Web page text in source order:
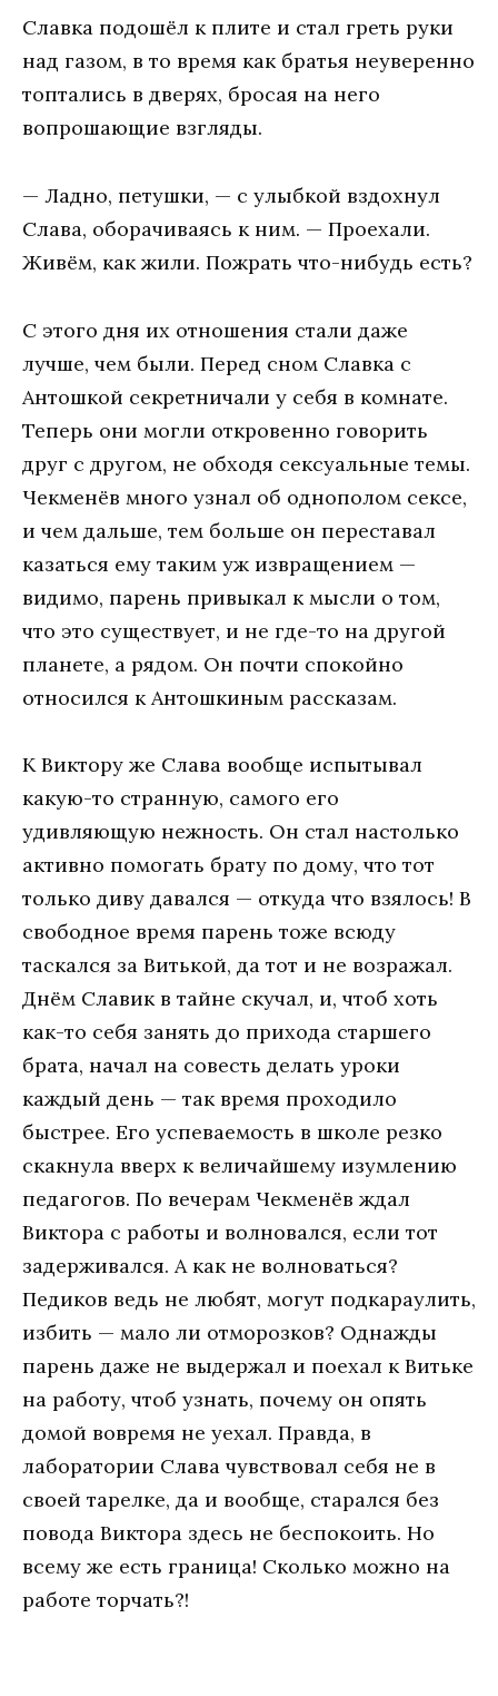
Славка подошёл к плите и стал греть руки
над газом, в то время как братья неуверенно
топтались в дверях, бросая на него
вопрошающие взгляды.
— Ладно, петушки, — с улыбкой вздохнул
Слава, оборачиваясь к ним. — Проехали.
Живём, как жили. Пожрать что-нибудь есть?
С этого дня их отношения стали даже
лучше, чем были. Перед сном Славка с
Антошкой секретничали у себя в комнате.
Теперь они могли откровенно говорить
друг с другом, не обходя сексуальные темы.
Чекменёв много узнал об однополом сексе,
и чем дальше, тем больше он переставал
казаться ему таким уж извращением —
видимо, парень привыкал к мысли о том,
что это существует, и не где-то на другой
планете, а рядом. Он почти спокойно
относился к Антошкиным рассказам.
К Виктору же Слава вообще испытывал
какую-то странную, самого его
удивляющую нежность. Он стал настолько
активно помогать брату по дому, что тот
только диву давался — откуда что взялось! В
свободное время парень тоже всюду
таскался за Витькой, да тот и не возражал.
Днём Славик в тайне скучал, и, чтоб хоть
как-то себя занять до прихода старшего
брата, начал на совесть делать уроки
каждый день — так время проходило
быстрее. Его успеваемость в школе резко
скакнула вверх к величайшему изумлению
педагогов. По вечерам Чекменёв ждал
Виктора с работы и волновался, если тот
задерживался. А как не волноваться?
Педиков ведь не любят, могут подкараулить,
избить — мало ли отморозков? Однажды
парень даже не выдержал и поехал к Витьке
на работу, чтоб узнать, почему он опять
домой вовремя не уехал. Правда, в
лаборатории Слава чувствовал себя не в
своей тарелке, да и вообще, старался без
повода Виктора здесь не беспокоить. Но
всему же есть граница! Сколько можно на
работе торчать?!